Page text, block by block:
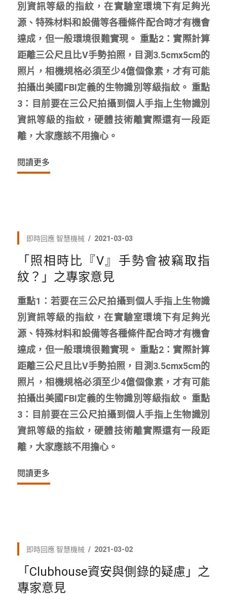
別資訊等級的指紋，在實驗室環境下有足夠光
源、特殊材料和設備等各種條件配合時才有機會
達成，但一般環境很難實現。 重點2：實際計算
距離三公尺且比V手勢拍照，目測3.5cmx5cm的
照片，相機規格必須至少4億個像素，才有可能
拍攝出美國FBI定義的生物識別等級指紋。 重點
3：目前要在三公尺拍攝到個人手指上生物識別
資訊等級的指紋，硬體技術離實際還有一段距
離，大家應該不用擔心。
閱讀更多
即時回應 智慧機械 2021-03-03
「照相時比『V』手勢會被竊取指
紋？」之專家意見
重點1：若要在三公尺拍攝到個人手指上生物識
別資訊等級的指紋，在實驗室環境下有足夠光
源、特殊材料和設備等各種條件配合時才有機會
達成，但一般環境很難實現。 重點2：實際計算
距離三公尺且比V手勢拍照，目測3.5cmx5cm的
照片，相機規格必須至少4億個像素，才有可能
拍攝出美國FBI定義的生物識別等級指紋。 重點
3：目前要在三公尺拍攝到個人手指上生物識別
資訊等級的指紋，硬體技術離實際還有一段距
離，大家應該不用擔心。
閱讀更多
即時回應 智慧機械 2021-03-02
「Clubhouse資安與側錄的疑慮」之
專家意見